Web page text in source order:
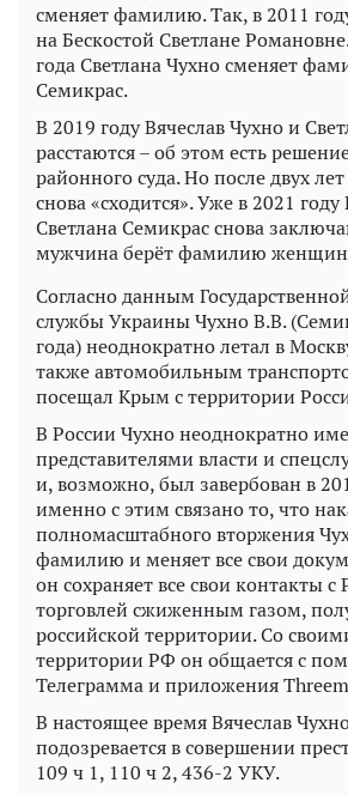
сменяет фамилию. Так, в 2011
на Бескостой Светлане
года Светлана Чухно сменяет
Семикрас.
В 2019 году Вячеслав Чухно и
расстаются – об этом есть
районного суда. Но после двух
снова «сходится». Уже в 2021
Светлана Семикрас снова
мужчина берёт фамилию
Согласно данным
службы Украины Чухно В.В.
года) неоднократно летал в
также автомобильным
посещал Крым с территории
В России Чухно неоднократно
представителями власти и
и, возможно, был завербован в
именно с этим связано то, что
полномасштабного вторжения
фамилию и меняет все свои
он сохраняет все свои контакты
торговлей сжиженным газом,
российской территории. Со
территории РФ он общается с
Телеграмма и приложения
В настоящее время Вячеслав
подозревается в совершении
109 ч 1, 110 ч 2, 436-2 УКУ.